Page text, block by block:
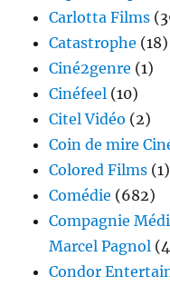
Carlotta Films
Catastrophe (18)
Ciné2genre (1)
Cinéfeel (10)
Citel Vidéo (2)
Coin de mire
Colored Films (1)
Comédie (682)
Compagnie
Marcel Pagnol
Condor